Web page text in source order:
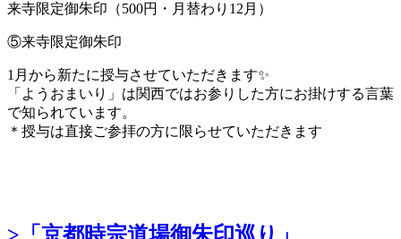
来寺限定御朱印（500円・月替わり12月）
⑤来寺限定御朱印
1月から新たに授与させていただきます✨
「ようおまいり」は関西ではお参りした方にお掛けする言葉
で知られています。
＊授与は直接ご参拝の方に限らせていただきます